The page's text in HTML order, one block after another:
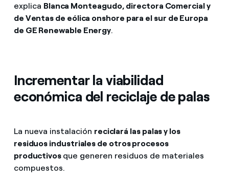
explica Blanca Monteagudo, directora Comercial y
de Ventas de eólica onshore para el sur de Europa
de GE Renewable Energy.
Incrementar la viabilidad
económica del reciclaje de palas
La nueva instalación reciclará las palas y los
residuos industriales de otros procesos
productivos que generen residuos de materiales
compuestos.